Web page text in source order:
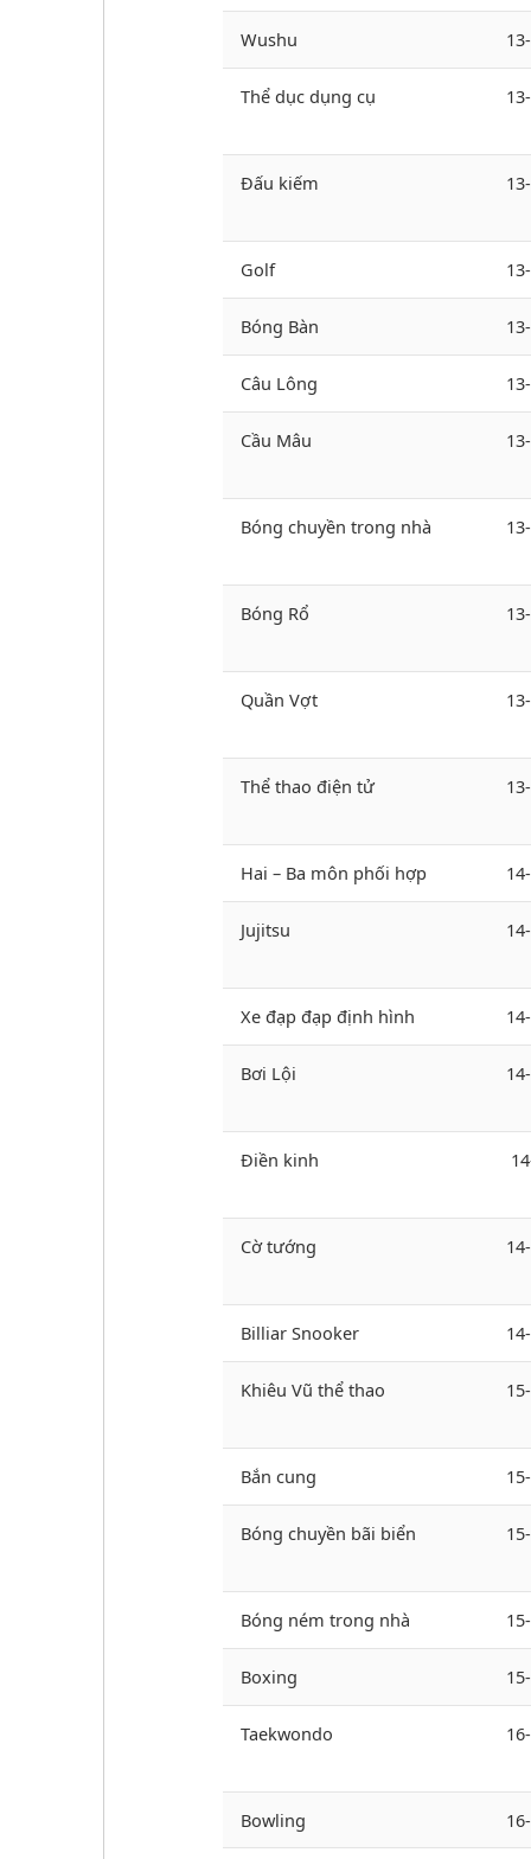
Wushu
Thể dục dụng cụ
Đấu kiếm
Golf
Bóng Bàn
Câu Lông
Cầu Mâu
Bóng chuyền trong nhà
Bóng Rổ
Quần Vợt
Thể thao điện tử
Hai – Ba môn phối hợp
Jujitsu
Xe đạp đạp định hình
Bơi Lội
Điền kinh
Cờ tướng
Billiar Snooker
Khiêu Vũ thể thao
Bắn cung
Bóng chuyền bãi biển
Bóng ném trong nhà
Boxing
Taekwondo
Bowling